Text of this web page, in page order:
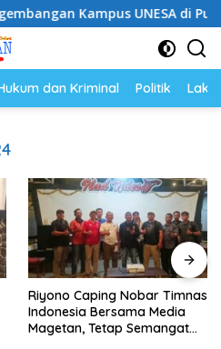
Kampus UNESA di Pusat
dan Kriminal Politik
Riyono Caping Nobar Timnas
Indonesia Bersama Media
Magetan, Tetap Semangat